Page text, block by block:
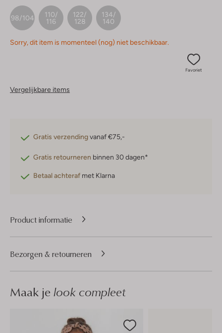
98/104
110/
116
122/
128
134/
140
Sorry, dit item is momenteel (nog) niet beschikbaar.
Favoriet
Vergelijkbare items
Gratis verzendingvanaf €75,-
Gratis retourneren binnen 30 dagen*
Betaal achteraf met Klarna
Product informatie
Bezorgen & retourneren
Maak je look compleet